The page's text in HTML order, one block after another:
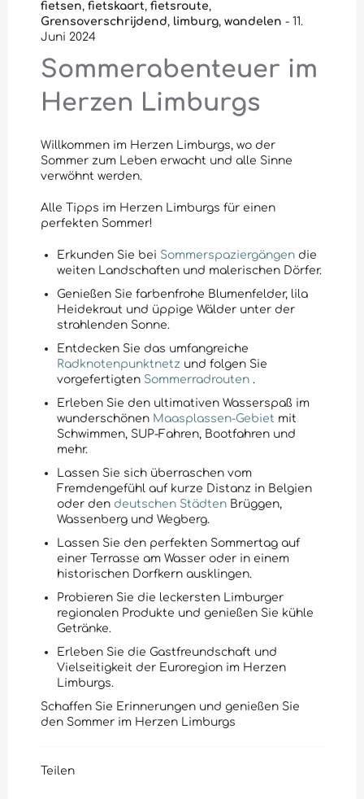
fietsen, fietskaart, fietsroute,
Grensoverschrijdend, limburg, wandelen - 11.
Juni 2024
Sommerabenteuer im
Herzen Limburgs
Willkommen im Herzen Limburgs, wo der
Sommer zum Leben erwacht und alle Sinne
verwöhnt werden.
Alle Tipps im Herzen Limburgs für einen
perfekten Sommer!
Erkunden Sie bei Sommerspaziergängen die
weiten Landschaften und malerischen Dörfer.
Genießen Sie farbenfrohe Blumenfelder, lila
Heidekraut und üppige Wälder unter der
strahlenden Sonne.
Entdecken Sie das umfangreiche
Radknotenpunktnetz und folgen Sie
vorgefertigten Sommerradrouten .
Erleben Sie den ultimativen Wasserspaß im
wunderschönen Maasplassen-Gebiet mit
Schwimmen, SUP-Fahren, Bootfahren und
mehr.
Lassen Sie sich überraschen vom
Fremdengefühl auf kurze Distanz in Belgien
oder den deutschen Städten Brüggen,
Wassenberg und Wegberg.
Lassen Sie den perfekten Sommertag auf
einer Terrasse am Wasser oder in einem
historischen Dorfkern ausklingen.
Probieren Sie die leckersten Limburger
regionalen Produkte und genießen Sie kühle
Getränke.
Erleben Sie die Gastfreundschaft und
Vielseitigkeit der Euroregion im Herzen
Limburgs.
Schaffen Sie Erinnerungen und genießen Sie
den Sommer im Herzen Limburgs
Teilen